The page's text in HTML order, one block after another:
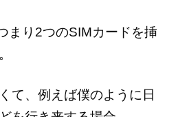
まり2つのSIMカードを挿
て、例えば僕のように日